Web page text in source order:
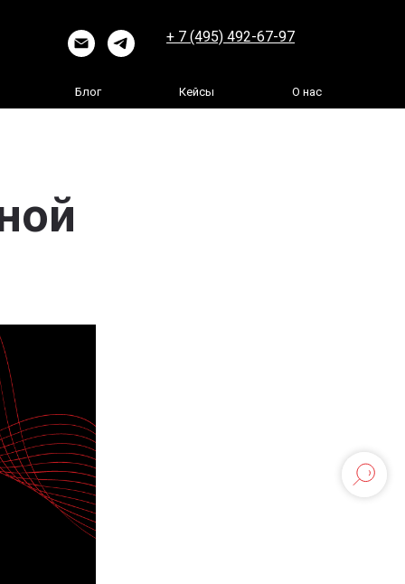
+ 7 (495) 492-67-97
Блог Кейсы О нас